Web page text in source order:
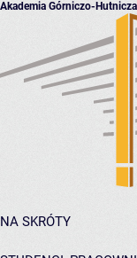
Akademia Górniczo-
NA SKRÓTY